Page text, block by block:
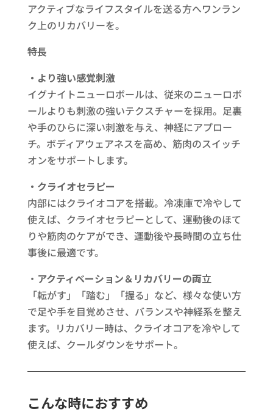
アクティブなライフスタイルを送る方へワンラン
ク上のリカバリーを。
特長​
・より強い感覚刺激
イグナイトニューロボールは、従来のニューロボ
ールよりも刺激の強いテクスチャーを採用。足裏
や手のひらに深い刺激を与え、神経にアプロー
チ。ボディアウェアネスを高め、筋肉のスイッチ
オンをサポートします。​
・クライオセラピー​
内部にはクライオコアを搭載。冷凍庫で冷やして
使えば、クライオセラピーとして、運動後のほて
りや筋肉のケアができ、運動後や長時間の立ち仕
事後に最適です。​
・​ アクティベーション＆リカバリーの両立
「転がす」「踏む」「握る」など、様々な使い方
で足や手を目覚めさせ、バランスや神経系を整え
ます。リカバリー時は、クライオコアを冷やして
使えば、クールダウンをサポート。​
こんな時におすすめ